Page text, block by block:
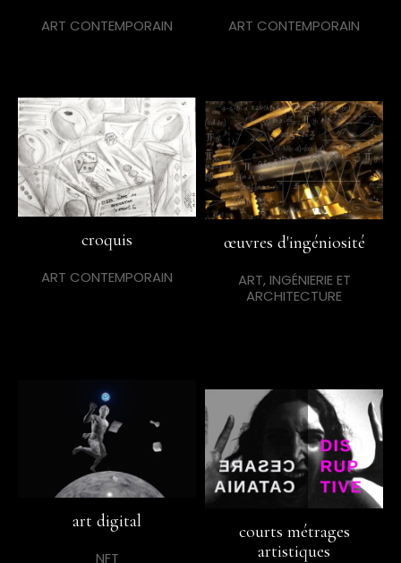
ART CONTEMPORAIN ART CONTEMPORAIN
croquis
ART CONTEMPORAIN
œuvres d'ingéniosité
ART, INGÉNIERIE ET
ARCHITECTURE
art digital
NFT
courts métrages
artistiques